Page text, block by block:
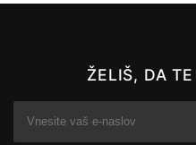
ŽELIŠ, DA